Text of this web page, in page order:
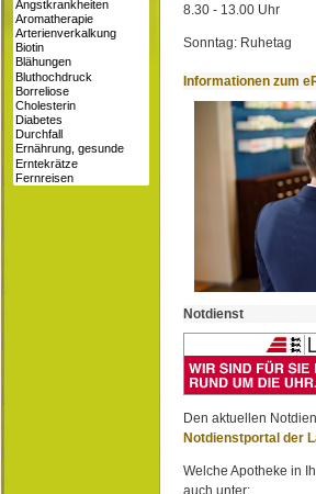
8.30 - 13.00 Uhr
Sonntag: Ruhetag
Informationen zum
Notdienst
Den aktuellen
Notdienstportal der
Welche Apotheke in
auch unter: